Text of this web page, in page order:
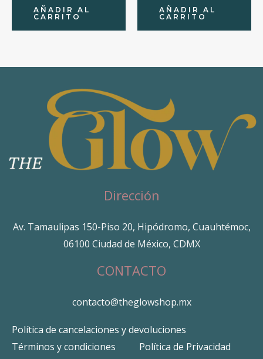
AÑADIR AL
CARRITO
AÑADIR AL
CARRITO
Dirección
Av. Tamaulipas 150-Piso 20, Hipódromo, Cuauhtémoc,
06100 Ciudad de México, CDMX
CONTACTO
contacto@theglowshop.mx
Política de cancelaciones y devoluciones
Términos y condiciones
Política de Privacidad